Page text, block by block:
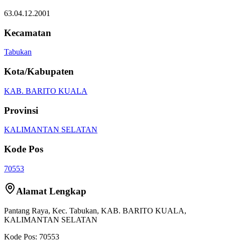
63.04.12.2001
Kecamatan
Tabukan
Kota/Kabupaten
KAB. BARITO KUALA
Provinsi
KALIMANTAN SELATAN
Kode Pos
70553
Alamat Lengkap
Pantang Raya, Kec. Tabukan, KAB. BARITO KUALA,
KALIMANTAN SELATAN
Kode Pos: 70553